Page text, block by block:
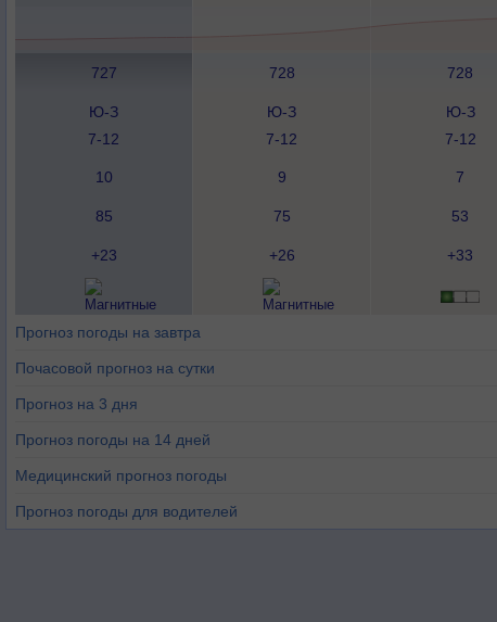
727 728 728
Ю-З
7-12
Ю-З
7-12
Ю-З
7-12
10 9 7
85 75 53
+23 +26 +33
Прогноз погоды на завтра
Почасовой прогноз на сутки
Прогноз на 3 дня
Прогноз погоды на 14 дней
Медицинский прогноз погоды
Прогноз погоды для водителей